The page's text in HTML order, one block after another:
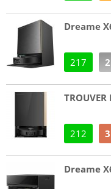
Dreame
217
212
Dreame